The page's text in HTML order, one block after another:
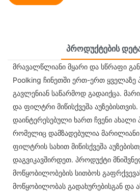
Პროდუქტების
მრავალწლიანი მყარი და სწრაფი
Poolking ჩინეთში ერთ-ერთ
გავლენიან საწარმოდ გადაიქცა.
და ფილტრი მიწისქვეშა
დაინტერესებული ხართ ჩვენი
რომელიც დამზადებულია
ფილტრის სახით მიწისქვეშა
დაგვიკავშირდეთ. პროდუქტი
მოწყობილობების სითბოს
მოწყობილობას გადახურებისგან და